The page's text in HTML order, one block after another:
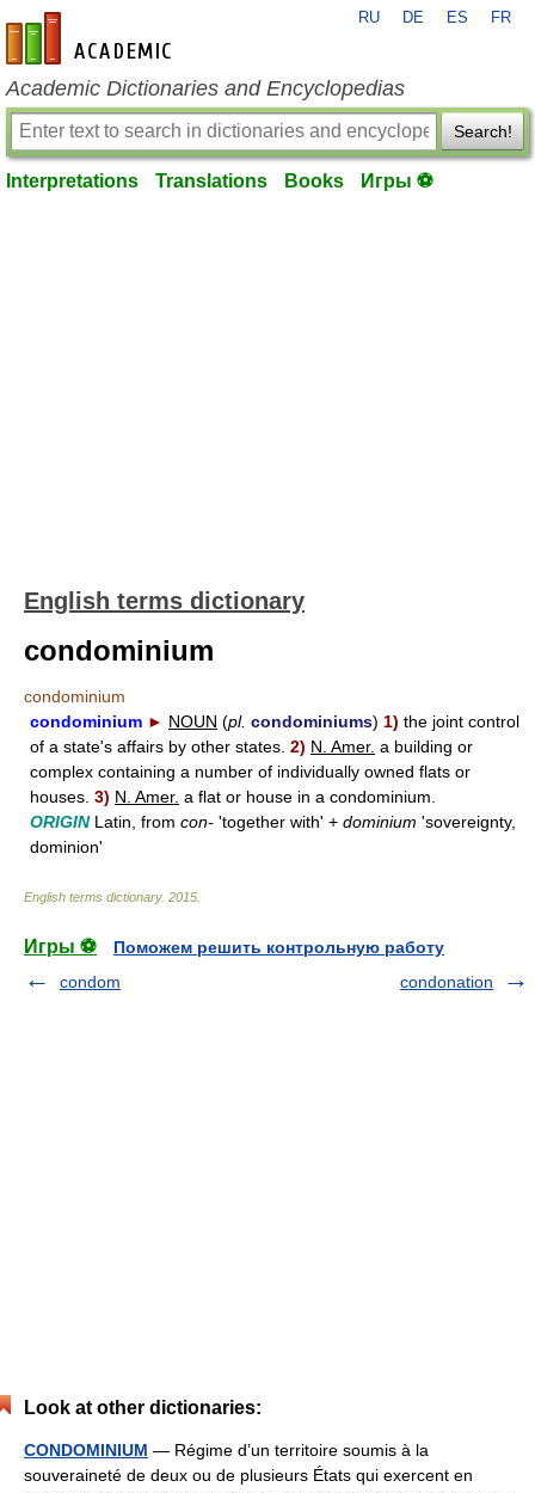
en-academic.com
RU DE ES FR
Academic Dictionaries and Encyclopedias
Search!
Interpretations Translations Books Игры ⚽
English terms dictionary
condominium
condominium
condominium ► NOUN (pl. condominiums) 1) the joint control
of a state's affairs by other states. 2) N. Amer. a building or
complex containing a number of individually owned flats or
houses. 3) N. Amer. a flat or house in a condominium.
ORIGINLatin, from con- 'together with' + dominium 'sovereignty,
dominion'
English terms dictionary. 2015
Игры ⚽
Поможем решить контрольную работу
condom
condonation
Look at other dictionaries:
CONDOMINIUM — Régime d’un territoire soumis à la
souveraineté de deux ou de plusieurs États qui exercent en